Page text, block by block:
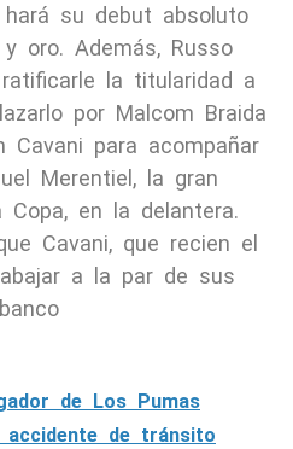
hará su debut absoluto
oro. Además, Russo
la titularidad a
por Malcom Braida
Cavani para acompañar
Merentiel, la gran
en la delantera.
Cavani, que recien el
a la par de sus
de Los Pumas
accidente de tránsito